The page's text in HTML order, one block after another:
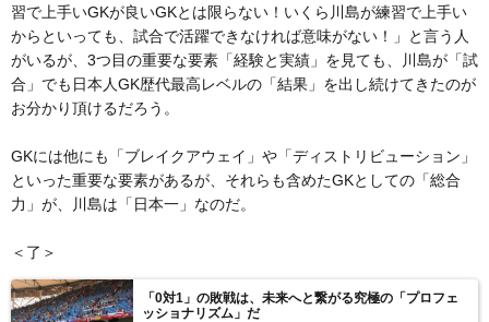
習で上手いGKが良いGKとは限らない！いくら川島が練習で上手い
からといっても、試合で活躍できなければ意味がない！」と言う人
がいるが、3つ目の重要な要素「経験と実績」を見ても、川島が「試
合」でも日本人GK歴代最高レベルの「結果」を出し続けてきたのが
お分かり頂けるだろう。
GKには他にも「ブレイクアウェイ」や「ディストリビューション」
といった重要な要素があるが、それらも含めたGKとしての「総合
力」が、川島は「日本一」なのだ。
＜了＞
「0対1」の敗戦は、未来へと繋がる究極の「プロフェ
ッショナリズム」だ